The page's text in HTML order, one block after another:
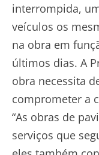
interrompida,
veículos os
na obra em
últimos dias. A
obra necessita
comprometer a
“As obras de
serviços que